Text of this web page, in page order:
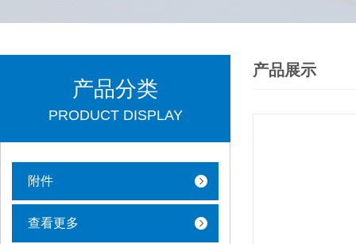
产品分类
PRODUCT DISPLAY
附件
查看更多
产品展示